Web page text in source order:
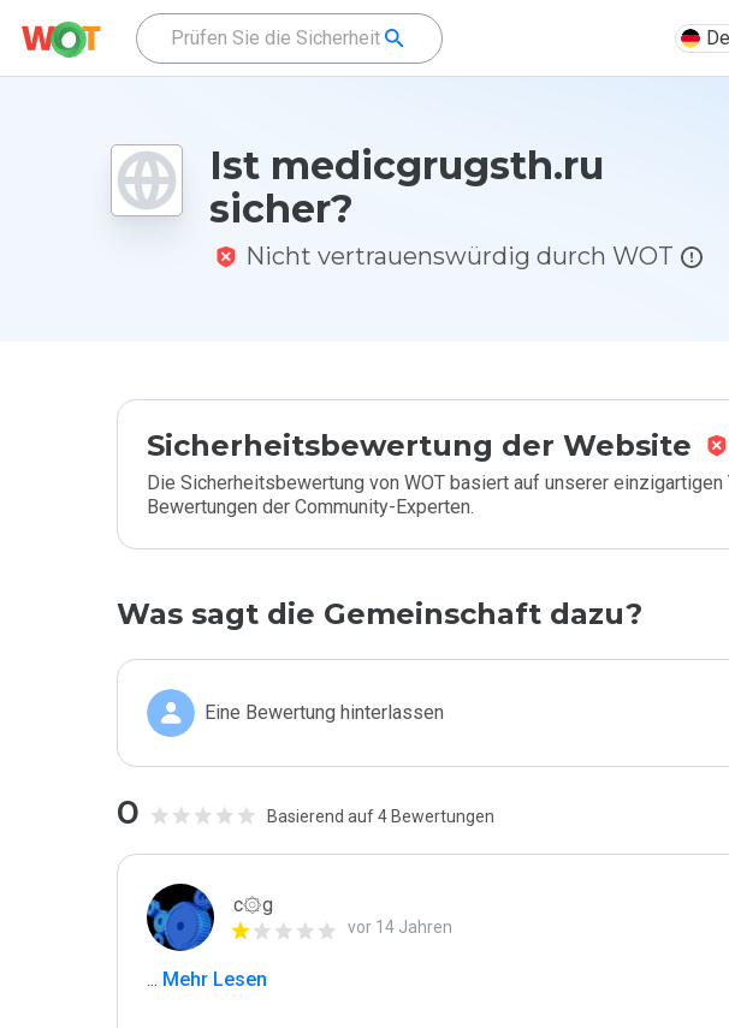
Ist medicgrugsth.ru
sicher?
Nicht vertrauenswürdig durch WOT
Sicherheitsbewertung der Website
Die Sicherheitsbewertung von WOT basiert auf unserer einzigartigen
Bewertungen der Community-Experten.
Was sagt die Gemeinschaft dazu?
Eine Bewertung hinterlassen
0 Basierend auf 4 Bewertungen
c۞g
vor 14 Jahren
... Mehr Lesen